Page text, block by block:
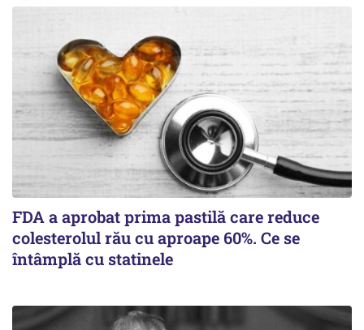
FDA a aprobat prima pastilă care reduce
colesterolul rău cu aproape 60%. Ce se
întâmplă cu statinele